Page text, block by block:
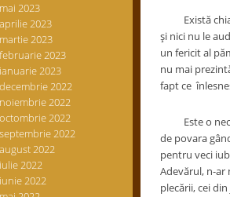
mai 2023
aprilie 2023
martie 2023
februarie 2023
ianuarie 2023
decembrie 2022
noiembrie 2022
octombrie 2022
septembrie 2022
august 2022
iulie 2022
iunie 2022
Există chiar
și nici nu le
un fericit al
nu mai
fapt ce
Este o
de povara
pentru veci
Adevărul, n-ar
plecării, cei